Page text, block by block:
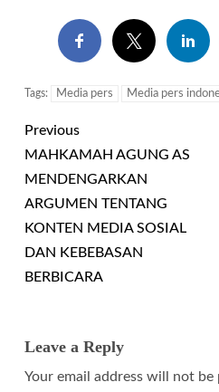
Tags: Media pers Media pers
Previous
MAHKAMAH AGUNG AS
MENDENGARKAN
ARGUMEN TENTANG
KONTEN MEDIA SOSIAL
DAN KEBEBASAN
BERBICARA
Leave a Reply
Your email address will not be